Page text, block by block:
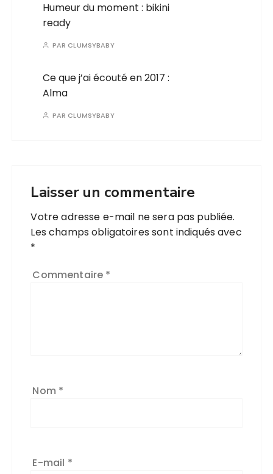
Humeur du moment : bikini
ready
PAR CLUMSYBABY
Ce que j’ai écouté en 2017 :
Alma
PAR CLUMSYBABY
Laisser un commentaire
Votre adresse e-mail ne sera pas publiée.
Les champs obligatoires sont indiqués avec
*
Commentaire *
Nom *
E-mail *